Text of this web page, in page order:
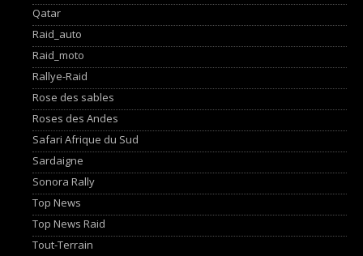
Qatar
Raid_auto
Raid_moto
Rallye-Raid
Rose des sables
Roses des Andes
Safari Afrique du Sud
Sardaigne
Sonora Rally
Top News
Top News Raid
Tout-Terrain